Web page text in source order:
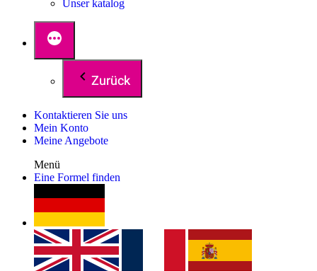
Unser katalog
Zurück
Kontaktieren Sie uns
Mein Konto
Meine Angebote
Menü
Eine Formel finden